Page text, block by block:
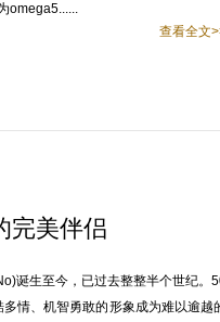
omega5......
查看全文
美伴侣
诞生至今，已过去整整半个世纪。
情、机智勇敢的形象成为难以逾越